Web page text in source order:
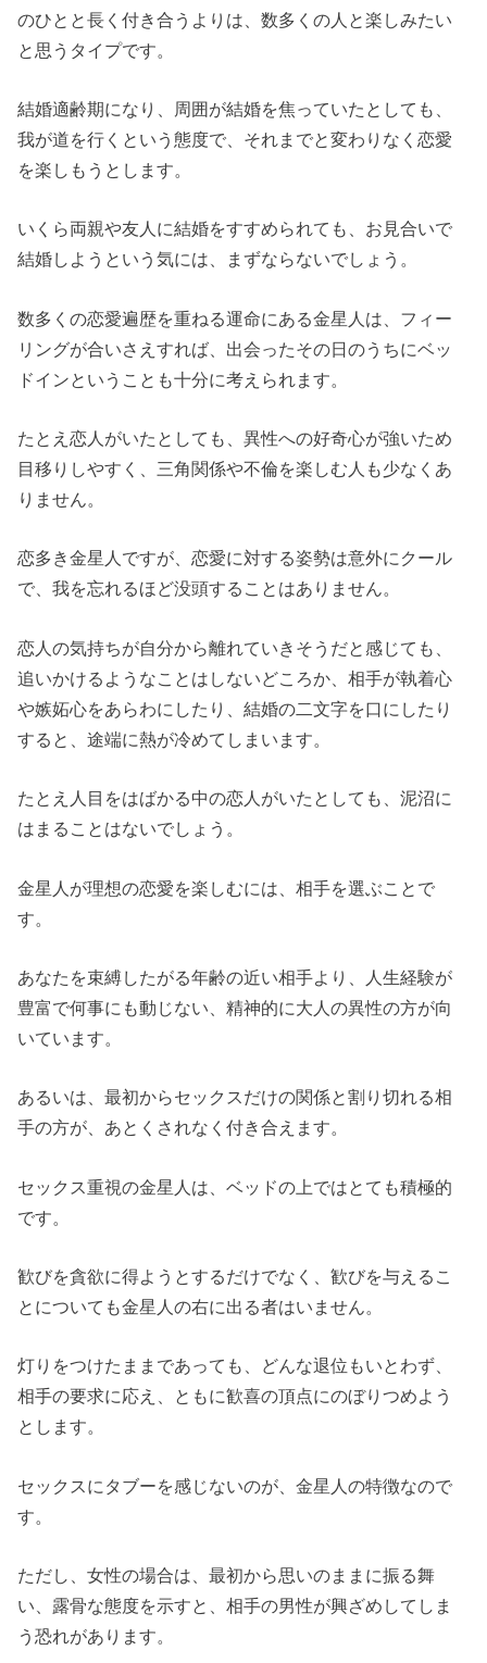
のひとと長く付き合うよりは、数多くの人と楽しみたい
と思うタイプです。
結婚適齢期になり、周囲が結婚を焦っていたとしても、
我が道を行くという態度で、それまでと変わりなく恋愛
を楽しもうとします。
いくら両親や友人に結婚をすすめられても、お見合いで
結婚しようという気には、まずならないでしょう。
数多くの恋愛遍歴を重ねる運命にある金星人は、フィー
リングが合いさえすれば、出会ったその日のうちにベッ
ドインということも十分に考えられます。
たとえ恋人がいたとしても、異性への好奇心が強いため
目移りしやすく、三角関係や不倫を楽しむ人も少なくあ
りません。
恋多き金星人ですが、恋愛に対する姿勢は意外にクール
で、我を忘れるほど没頭することはありません。
恋人の気持ちが自分から離れていきそうだと感じても、
追いかけるようなことはしないどころか、相手が執着心
や嫉妬心をあらわにしたり、結婚の二文字を口にしたり
すると、途端に熱が冷めてしまいます。
たとえ人目をはばかる中の恋人がいたとしても、泥沼に
はまることはないでしょう。
金星人が理想の恋愛を楽しむには、相手を選ぶことで
す。
あなたを束縛したがる年齢の近い相手より、人生経験が
豊富で何事にも動じない、精神的に大人の異性の方が向
いています。
あるいは、最初からセックスだけの関係と割り切れる相
手の方が、あとくされなく付き合えます。
セックス重視の金星人は、ベッドの上ではとても積極的
です。
歓びを貪欲に得ようとするだけでなく、歓びを与えるこ
とについても金星人の右に出る者はいません。
灯りをつけたままであっても、どんな退位もいとわず、
相手の要求に応え、ともに歓喜の頂点にのぼりつめよう
とします。
セックスにタブーを感じないのが、金星人の特徴なので
す。
ただし、女性の場合は、最初から思いのままに振る舞
い、露骨な態度を示すと、相手の男性が興ざめしてしま
う恐れがあります。